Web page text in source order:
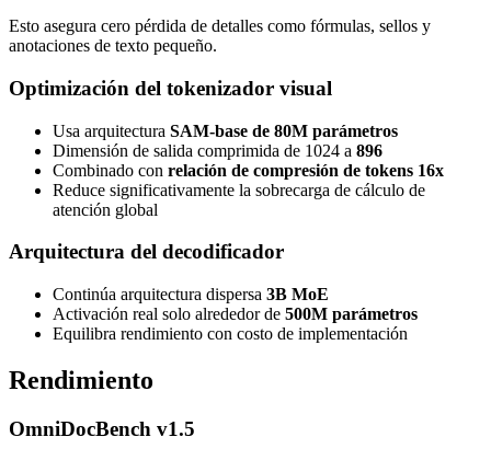
Esto asegura cero pérdida de detalles como fórmulas, sellos y
anotaciones de texto pequeño.
Optimización del tokenizador visual
Usa arquitectura SAM-base de 80M parámetros
Dimensión de salida comprimida de 1024 a 896
Combinado con relación de compresión de tokens 16x
Reduce significativamente la sobrecarga de cálculo de
atención global
Arquitectura del decodificador
Continúa arquitectura dispersa 3B MoE
Activación real solo alrededor de 500M parámetros
Equilibra rendimiento con costo de implementación
Rendimiento
OmniDocBench v1.5